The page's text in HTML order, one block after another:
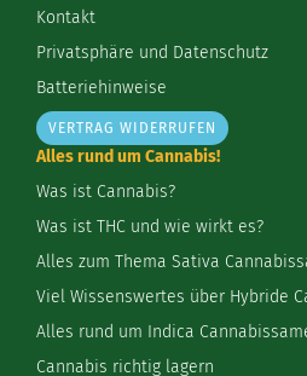
Kontakt
Privatsphäre und Datenschutz
Batteriehinweise
VERTRAG WIDERRUFEN
Alles rund um Cannabis!
Was ist Cannabis?
Was ist THC und wie wirkt es?
Alles zum Thema Sativa
Viel Wissenswertes über Hybride
Alles rund um Indica
Cannabis richtig lagern